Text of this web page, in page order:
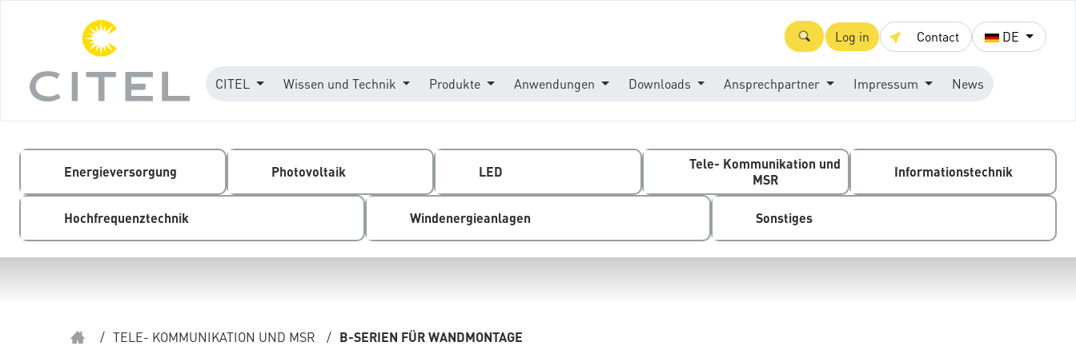
Log in Contact DE
CITEL Wissen und Technik Produkte Anwendungen Downloads Ansprechpartner Impressum News
Energieversorgung Photovoltaik LED
Tele- Kommunikation und
MSR
Informationstechnik
Hochfrequenztechnik Windenergieanlagen Sonstiges
/ TELE- KOMMUNIKATION UND MSR / B-SERIEN FÜR WANDMONTAGE